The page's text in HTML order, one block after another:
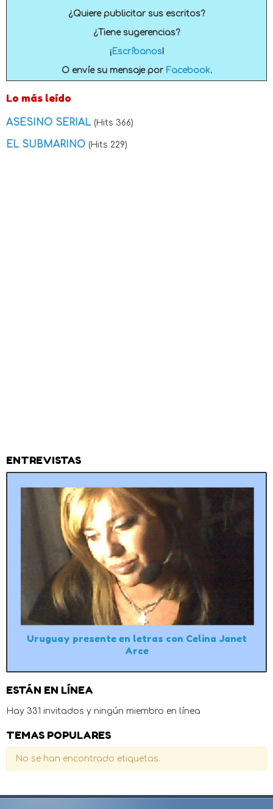
¿Quiere publicitar sus escritos?
¿Tiene sugerencias?
¡ Escríbanos!
O envíe su mensaje por Facebook.
Lo más leído
ASESINO SERIAL (Hits 366)
EL SUBMARINO (Hits 229)
ENTREVISTAS
Uruguay presente en letras con Celina Janet
Arce
ESTÁN EN LÍNEA
Hay 331 invitados y ningún miembro en línea
TEMAS POPULARES
No se han encontrado etiquetas.